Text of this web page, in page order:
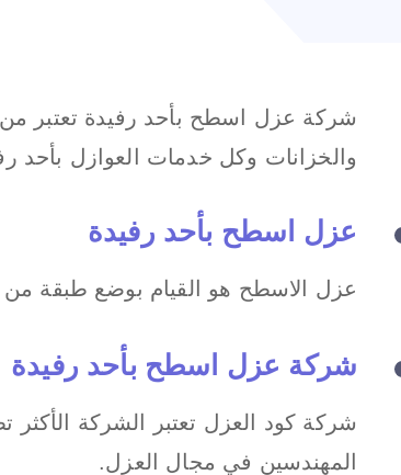
شركة عزل اسطح بأحد رفيدة تعتبر
والخزانات وكل خدمات العوازل بأحد
عزل اسطح بأحد رفيدة
عزل الاسطح هو القيام بوضع طبقة من
شركة عزل اسطح بأحد رفيدة
شركة كود العزل تعتبر الشركة
المهندسين في مجال العزل.